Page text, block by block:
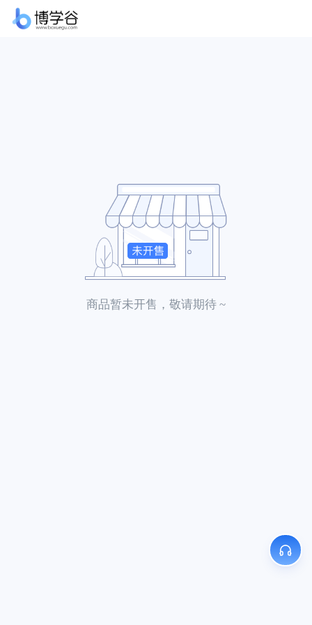
商品暂未开售，敬请期待 ~